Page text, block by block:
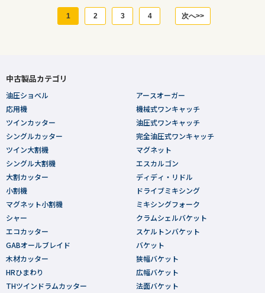
1 2 3 4 次へ>>
中古製品カテゴリ
油圧ショベル
応用機
ツインカッター
シングルカッター
ツイン大割機
シングル大割機
大割カッター
小割機
マグネット小割機
シャー
エコカッター
GABオールブレイド
木材カッター
HRひまわり
THツインドラムカッター
アースオーガー
機械式ワンキャッチ
油圧式ワンキャッチ
完全油圧式ワンキャッチ
マグネット
エスカルゴン
ディディ・リドル
ドライブミキシング
ミキシングフォーク
クラムシェルバケット
スケルトンバケット
バケット
狭幅バケット
広幅バケット
法面バケット